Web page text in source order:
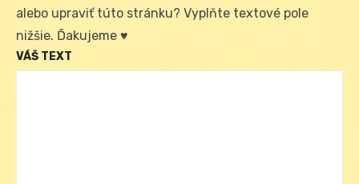
alebo upraviť túto stránku? Vyplňte textové pole
nižšie. Ďakujeme ♥
VÁŠ TEXT